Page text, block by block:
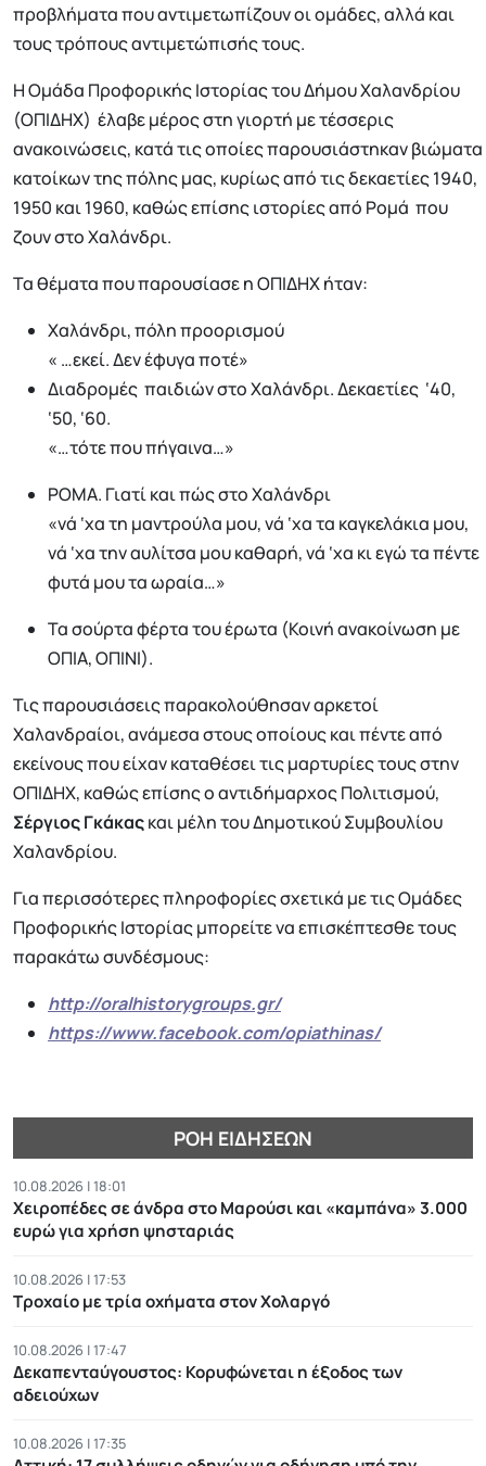
προβλήματα που αντιμετωπίζουν οι ομάδες, αλλά και
τους τρόπους αντιμετώπισής τους.
Η Ομάδα Προφορικής Ιστορίας του Δήμου Χαλανδρίου
(ΟΠΙΔΗΧ) έλαβε μέρος στη γιορτή με τέσσερις
ανακοινώσεις, κατά τις οποίες παρουσιάστηκαν βιώματα
κατοίκων της πόλης μας, κυρίως από τις δεκαετίες 1940,
1950 και 1960, καθώς επίσης ιστορίες από Ρομά που
ζουν στο Χαλάνδρι.
Τα θέματα που παρουσίασε η ΟΠΙΔΗΧ ήταν:
Χαλάνδρι, πόλη προορισμού
« …εκεί. Δεν έφυγα ποτέ»
Διαδρομές παιδιών στο Χαλάνδρι. Δεκαετίες ‘40,
‘50, ‘60.
«…τότε που πήγαινα…»
ΡΟΜΑ. Γιατί και πώς στο Χαλάνδρι
«νά ‘χα τη μαντρούλα μου, νά ‘χα τα καγκελάκια μου,
νά ‘χα την αυλίτσα μου καθαρή, νά ‘χα κι εγώ τα πέντε
φυτά μου τα ωραία…»
Τα σούρτα φέρτα του έρωτα (Κοινή ανακοίνωση με
ΟΠΙΑ, ΟΠΙΝΙ).
Τις παρουσιάσεις παρακολούθησαν αρκετοί
Χαλανδραίοι, ανάμεσα στους οποίους και πέντε από
εκείνους που είχαν καταθέσει τις μαρτυρίες τους στην
ΟΠΙΔΗΧ, καθώς επίσης ο αντιδήμαρχος Πολιτισμού,
Σέργιος Γκάκαςκαι μέλη του Δημοτικού Συμβουλίου
Χαλανδρίου.
Για περισσότερες πληροφορίες σχετικά με τις Ομάδες
Προφορικής Ιστορίας μπορείτε να επισκέπτεσθε τους
παρακάτω συνδέσμους:
http://oralhistorygroups.gr/
https://www.facebook.com/opiathinas/
ΡΟΉ ΕΙΔΉΣΕΩΝ
10.08.2026 | 18:01
Χειροπέδες σε άνδρα στο Μαρούσι και «καμπάνα» 3.000
ευρώ για χρήση ψησταριάς
10.08.2026 | 17:53
Τροχαίο με τρία οχήματα στον Χολαργό
10.08.2026 | 17:47
Δεκαπενταύγουστος: Κορυφώνεται η έξοδος των
αδειούχων
10.08.2026 | 17:35